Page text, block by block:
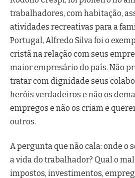
trabalhadores, com habitação,
atividades recreativas para a
Portugal, Alfredo Silva foi o
cristã na relação com seus
maior empresário do país. Não
tratar com dignidade seus
heróis verdadeiros e não os
empregos e não os criam e
outros.
A pergunta que não cala: onde o
a vida do trabalhador? Qual o
impostos, investimentos,